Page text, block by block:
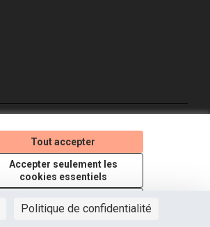
Politique de confidentialité
Tout accepter
Accepter seulement les
cookies essentiels
(Lien externe)
(Lien externe)
(Lien externe)
Licence Creative
(Lien externe)